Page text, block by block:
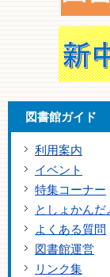
図書館ガイド
利用案内
イベント
特集コーナー
としょかんだ
よくある質問
図書館運営
リンク集